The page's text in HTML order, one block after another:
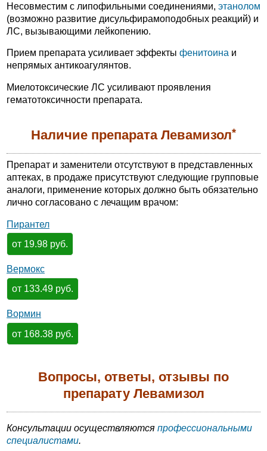
Несовместим с липофильными соединениями, этанолом
(возможно развитие дисульфирамоподобных реакций) и
ЛС, вызывающими лейкопению.
Прием препарата усиливает эффекты фенитоина и
непрямых антикоагулянтов.
Миелотоксические ЛС усиливают проявления
гематотоксичности препарата.
Наличие препарата Левамизол*
Препарат и заменители отсутствуют в представленных
аптеках, в продаже присутствуют следующие групповые
аналоги, применение которых должно быть обязательно
лично согласовано с лечащим врачом:
Пирантел
от 19.98 руб.
Вермокс
от 133.49 руб.
Вормин
от 168.38 руб.
Вопросы, ответы, отзывы по
препарату Левамизол
Консультации осуществляются профессиональными
специалистами.